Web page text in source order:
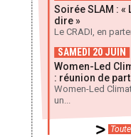
Soirée SLAM :
dire »
Le CRADI, en
SAMEDI 20 JUIN
Women-Led
: réunion de
Women-Led
un...